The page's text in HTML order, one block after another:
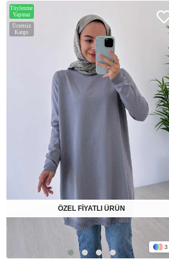
3
Ücretsiz
Kargo
Tüylenme
Yapmaz
ÖZEL FİYATLI ÜRÜN